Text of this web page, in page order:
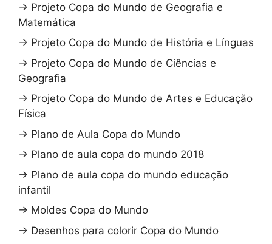
→ Projeto Copa do Mundo de Geografia e
Matemática
→ Projeto Copa do Mundo de História e Línguas
→ Projeto Copa do Mundo de Ciências e
Geografia
→ Projeto Copa do Mundo de Artes e Educação
Física
→ Plano de Aula Copa do Mundo
→ Plano de aula copa do mundo 2018
→ Plano de aula copa do mundo educação
infantil
→ Moldes Copa do Mundo
→ Desenhos para colorir Copa do Mundo